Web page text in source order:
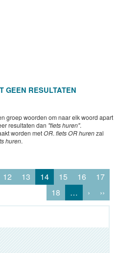
GEEN RESULTATEN
groep woorden om naar elk woord apart
resultaten dan "fiets huren".
worden metOR. fiets OR hurenzal
huren.
12 13 14 15 16
17
18
… › ››